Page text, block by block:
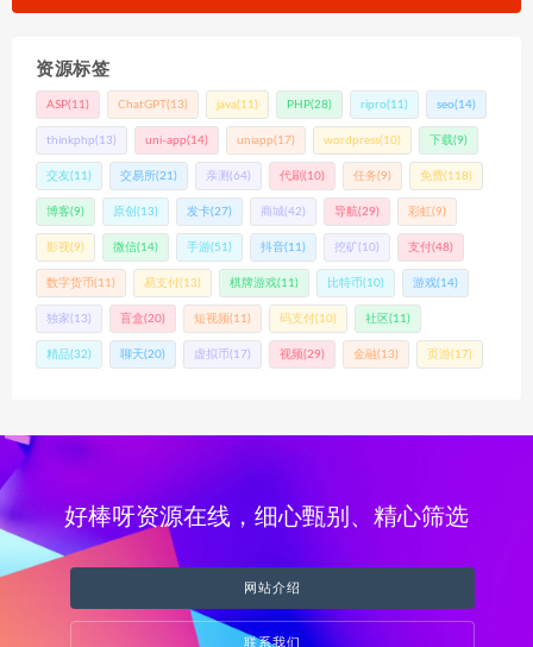
资源标签
ASP(11) ChatGPT(13) java(11) PHP(28) ripro(11) seo(14)
thinkphp(13) uni-app(14) uniapp(17) wordpress(10) 下载(9)
交友(11) 交易所(21) 亲测 (64) 代刷 (10) 任务(9) 免费(118)
博客(9) 原创 (13) 发卡(27) 商城(42) 导航(29) 彩虹(9)
影视(9) 微信(14) 手游(51) 抖音(11) 挖矿(10) 支付(48)
数字货币(11) 易支付(13) 棋牌游戏(11) 比特币(10) 游戏(14)
独家(13) 盲盒(20) 短视频(11) 码支付(10) 社区(11)
精品(32) 聊天(20) 虚拟币(17) 视频(29) 金融(13) 页游(17)
好棒呀资源在线，细心甄别、精心筛选
网站介绍
联系我们